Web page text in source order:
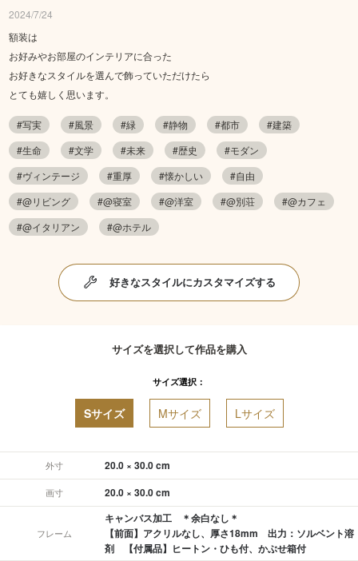
2024/7/24
額装は
お好みやお部屋のインテリアに合った
お好きなスタイルを選んで飾っていただけたら
とても嬉しく思います。
#写実 #風景 #緑 #静物 #都市
#建築
#生命
#文学 #未来 #歴史
#モダン
#ヴィンテージ
#重厚 #懐かしい
#自由
#@リビング
#@寝室 #@洋室 #@別荘
#@カフェ
#@イタリアン
#@ホテル
好きなスタイルにカスタマイズする
サイズを選択して作品を購入
サイズ選択：
Sサイズ Mサイズ Lサイズ
外寸 20.0 × 30.0 cm
画寸 20.0 × 30.0 cm
フレーム
キャンバス加工 ＊余白なし＊
【前面】アクリルなし、厚さ18mm 出力：ソルベント溶
剤 【付属品】ヒートン・ひも付、かぶせ箱付